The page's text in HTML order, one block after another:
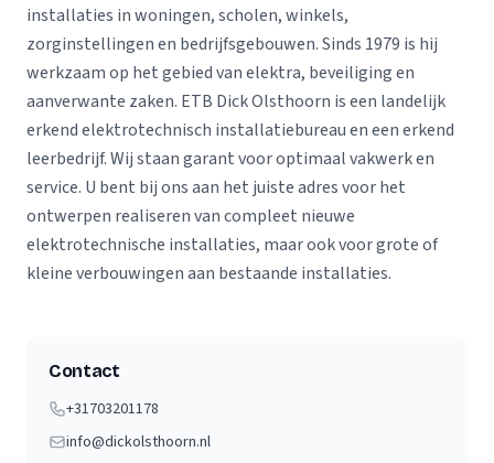
installaties in woningen, scholen, winkels,
zorginstellingen en bedrijfsgebouwen. Sinds 1979 is hij
werkzaam op het gebied van elektra, beveiliging en
aanverwante zaken. ETB Dick Olsthoorn is een landelijk
erkend elektrotechnisch installatiebureau en een erkend
leerbedrijf. Wij staan garant voor optimaal vakwerk en
service. U bent bij ons aan het juiste adres voor het
ontwerpen realiseren van compleet nieuwe
elektrotechnische installaties, maar ook voor grote of
kleine verbouwingen aan bestaande installaties.
Contact
+31703201178
info@dickolsthoorn.nl